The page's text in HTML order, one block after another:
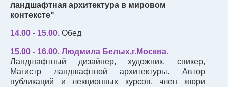
ландшафтная архитектура в мировом
контексте"
14.00 - 15.00. Обед
15.00 - 16.00. Людмила Белых,г.Москва.
Ландшафтный дизайнер, художник, спикер,
Магистр ландшафтной архитектуры. Автор
публикаций и лекционных курсов, член жюри